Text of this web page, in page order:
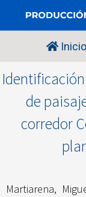
Inicio
de
corredor
Martiarena,